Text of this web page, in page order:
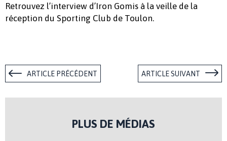
Retrouvez l’interview d’Iron Gomis à la veille de la
réception du Sporting Club de Toulon.
ARTICLE PRÉCÉDENT ARTICLE SUIVANT
PLUS DE MÉDIAS